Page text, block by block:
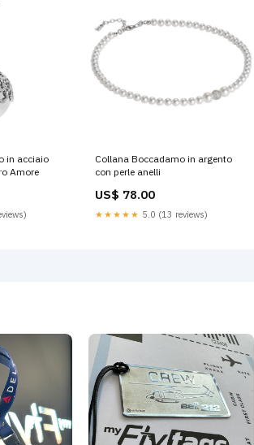
in acciaio
Amore
Collana Boccadamo in argento
con perle anelli
US$ 78.00
★★★★★ 5.0 (13 reviews)